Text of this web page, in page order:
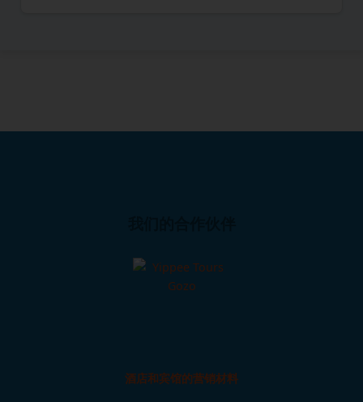
酒店和宾馆的营销材料